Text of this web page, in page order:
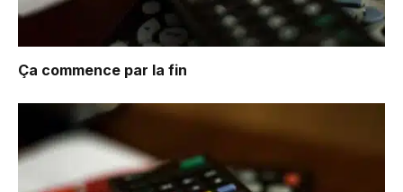
Ça commence par la fin